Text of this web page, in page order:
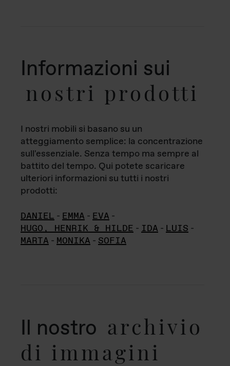
Informazioni sui
nostri prodotti
I nostri mobili si basano su un
atteggiamento semplice: la concentrazione
sull'essenziale. Senza tempo ma sempre al
battito del tempo. Qui potete scaricare
ulteriori informazioni su tutti i nostri
prodotti:
DANIEL - EMMA - EVA -
HUGO, HENRIK & HILDE - IDA - LUIS -
MARTA - MONIKA - SOFIA
Il nostro archivio
di immagini